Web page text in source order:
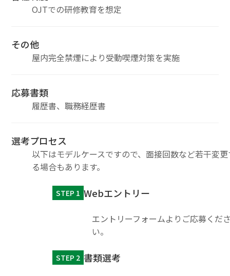
OJTでの研修教育を想定
その他
屋内完全禁煙により受動喫煙対策を実施
応募書類
履歴書、職務経歴書
選考プロセス
以下はモデルケースですので、面接回数など若干変
る場合もあります。
STEP 1 Webエントリー
エントリーフォームよりご応募くだ
い。
STEP 2 書類選考